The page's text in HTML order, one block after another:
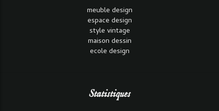
meuble design
espace design
style vintage
maison dessin
ecole design
Statistiques